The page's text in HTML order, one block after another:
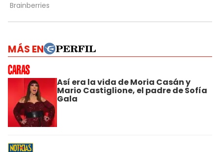
MÁS EN
Así era la vida de Moria Casán y
Mario Castiglione, el padre de Sofía
Gala